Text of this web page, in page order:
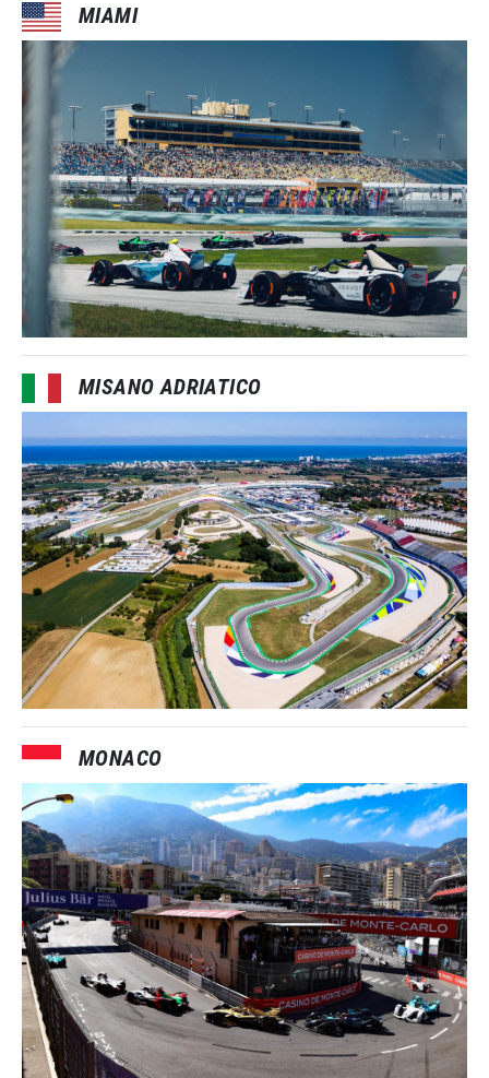
MIAMI
MISANO ADRIATICO
MONACO